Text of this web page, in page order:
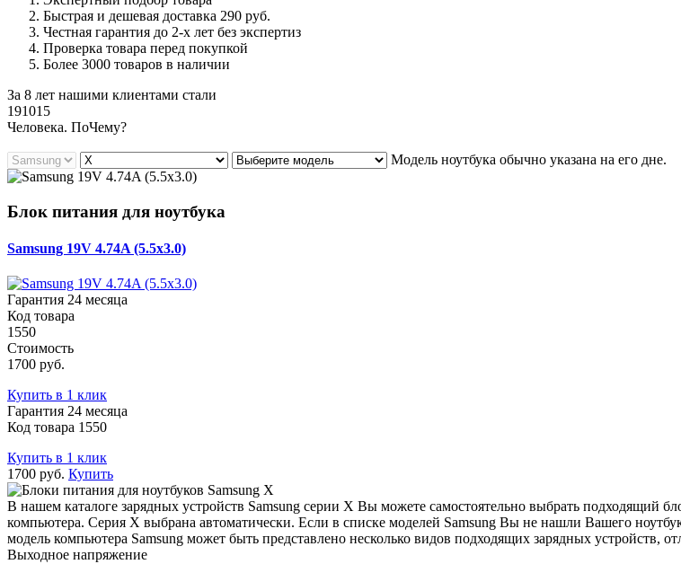
Быстрая и дешевая доставка 290 руб.
Честная гарантия до 2-х лет без экспертиз
Проверка товара перед покупкой
Более 3000 товаров в наличии
За 8 лет нашими клиентами стали
191015
Человека. ПоЧему?
Модель ноутбука обычно указана на его дне.
Блок питания для ноутбука
Samsung 19V 4.74A (5.5x3.0)
Гарантия 24 месяца
Код товара
1550
Стоимость
1700 руб.
Купить в 1 клик
Гарантия 24 месяца
Код товара 1550
Купить в 1 клик
1700 руб. Купить
В нашем каталоге зарядных устройств Samsung серии X Вы можете самостоятельно выбрать подходящий
компьютера. Серия X выбрана автоматически. Если в списке моделей Samsung Вы не нашли Вашего
модель компьютера Samsung может быть представлено несколько видов подходящих зарядных
Выходное напряжение